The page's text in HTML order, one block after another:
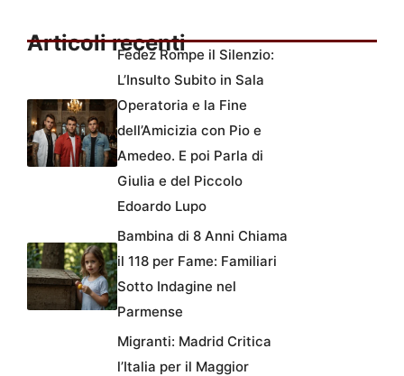
Articoli recentiFedez Rompe il Silenzio:
L’Insulto Subito in Sala
Operatoria e la Fine
dell’Amicizia con Pio e
Amedeo. E poi Parla di
Giulia e del Piccolo
Edoardo Lupo
Bambina di 8 Anni Chiama
il 118 per Fame: Familiari
Sotto Indagine nel
Parmense
Migranti: Madrid Critica
l’Italia per il Maggior